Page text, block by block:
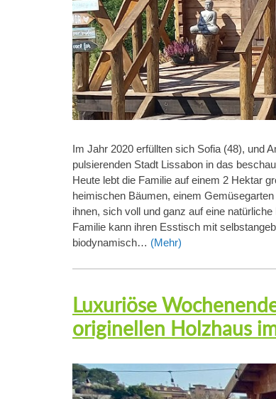
Im Jahr 2020 erfüllten sich Sofia (48), und
pulsierenden Stadt Lissabon in das
Heute lebt die Familie auf einem 2 Hektar
heimischen Bäumen, einem
ihnen, sich voll und ganz auf eine
Familie kann ihren Esstisch mit
biodynamisch… (Mehr)
Luxuriöse
originellen Holzhaus